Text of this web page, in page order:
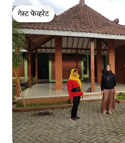
गेस्ट फेव्हरेट
गेस्ट फेव्हरेट